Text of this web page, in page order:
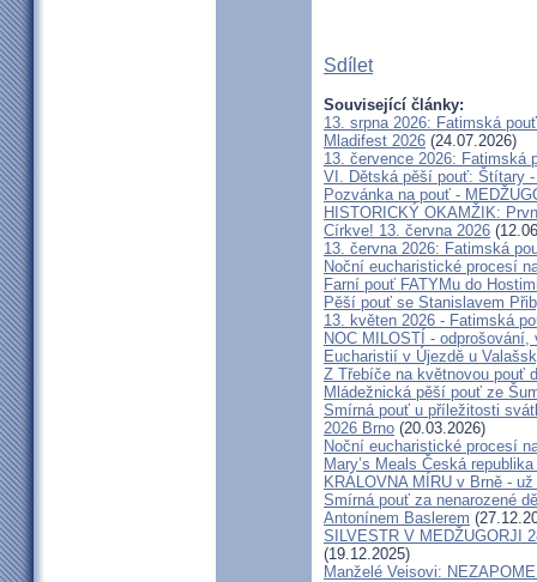
Sdílet
Související články:
13. srpna 2026: Fatimská
Mladifest 2026 (24.07.2026)
13. července 2026: Fatimská
VI. Dětská pěší pouť: Štítary
Pozvánka na pouť -
HISTORICKÝ OKAMŽIK:
Církve! 13. června 2026
13. června 2026: Fatimská
Noční eucharistické procesí
Farní pouť FATYMu do
Pěší pouť se Stanislavem
13. květen 2026 - Fatimská
NOC MILOSTÍ -
Eucharistií v Újezdě u
Z Třebíče na květnovou pouť
Mládežnická pěší pouť ze
Smírná pouť u příležitosti
2026 Brno (20.03.2026)
Noční eucharistické procesí
Mary’s Meals Česká
KRÁLOVNA MÍRU v Brně -
Smírná pouť za nenarozené
Antonínem Baslerem
SILVESTR V MEDŽUGORJI
(19.12.2025)
Manželé Veisovi: